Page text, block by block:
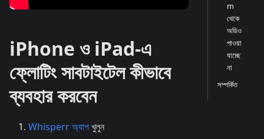
iPhone ও iPad-এ
ফ্লোটিং সাবটাইটেল কীভাবে
ব্যবহার করবেন
Whisperr অ্যাপখুলুন
m
থেকে
অডিও
পাওয়া
যাচ্ছে
না
সম্পর্কিত